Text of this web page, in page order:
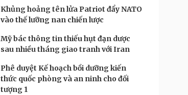
Cửa sổ tình yêu
Kể chuyện cho bé
Hạt giống tâm hồn
Khủng hoảng tên lửa Patriot đẩy NATO
vào thế lưỡng nan chiến lược
Mỹ bác thông tin thiếu hụt đạn dược
sau nhiều tháng giao tranh với Iran
Phê duyệt Kế hoạch bồi dưỡng kiến
thức quốc phòng và an ninh cho đối
tượng 1